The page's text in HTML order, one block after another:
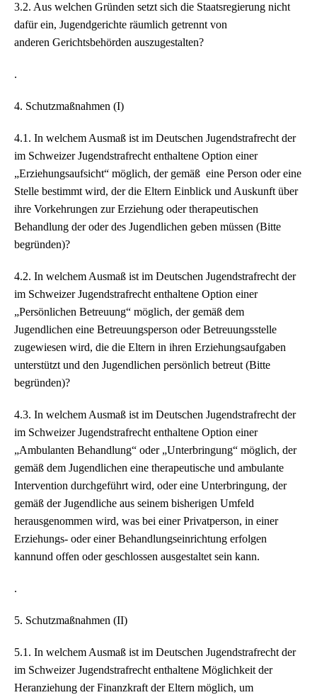
3.2. Aus welchen Gründen setzt sich die Staatsregierung nicht
dafür ein, Jugendgerichte räumlich getrennt von
anderen Gerichtsbehörden auszugestalten?
.
4. Schutzmaßnahmen (I)
4.1. In welchem Ausmaß ist im Deutschen Jugendstrafrecht der
im Schweizer Jugendstrafrecht enthaltene Option einer
„Erziehungsaufsicht“ möglich, der gemäß eine Person oder eine
Stelle bestimmt wird, der die Eltern Einblick und Auskunft über
ihre Vorkehrungen zur Erziehung oder therapeutischen
Behandlung der oder des Jugendlichen geben müssen (Bitte
begründen)?
4.2. In welchem Ausmaß ist im Deutschen Jugendstrafrecht der
im Schweizer Jugendstrafrecht enthaltene Option einer
„Persönlichen Betreuung“ möglich, der gemäß dem
Jugendlichen eine Betreuungsperson oder Betreuungsstelle
zugewiesen wird, die die Eltern in ihren Erziehungsaufgaben
unterstützt und den Jugendlichen persönlich betreut (Bitte
begründen)?
4.3. In welchem Ausmaß ist im Deutschen Jugendstrafrecht der
im Schweizer Jugendstrafrecht enthaltene Option einer
„Ambulanten Behandlung“ oder „Unterbringung“ möglich, der
gemäß dem Jugendlichen eine therapeutische und ambulante
Intervention durchgeführt wird, oder eine Unterbringung, der
gemäß der Jugendliche aus seinem bisherigen Umfeld
herausgenommen wird, was bei einer Privatperson, in einer
Erziehungs- oder einer Behandlungseinrichtung erfolgen
kannund offen oder geschlossen ausgestaltet sein kann.
.
5. Schutzmaßnahmen (II)
5.1. In welchem Ausmaß ist im Deutschen Jugendstrafrecht der
im Schweizer Jugendstrafrecht enthaltene Möglichkeit der
Heranziehung der Finanzkraft der Eltern möglich, um